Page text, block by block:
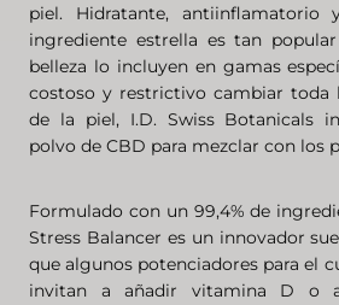
piel. Hidratante, antiinflamatorio
ingrediente estrella es tan
belleza lo incluyen en gamas
costoso y restrictivo cambiar toda
de la piel, I.D. Swiss Botanicals
polvo de CBD para mezclar con los
Formulado con un 99,4% de
Stress Balancer es un innovador
que algunos potenciadores para el
invitan a añadir vitamina D o